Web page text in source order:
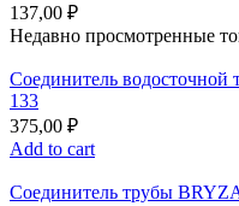
137,00 ₽
Недавно просмотренные
Соединитель
133
375,00 ₽
Add to cart
Соединитель трубы